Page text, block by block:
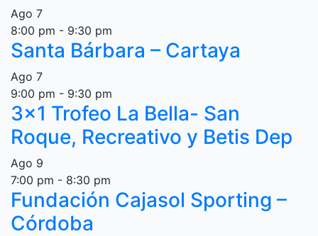
Ago 7
8:00 pm - 9:30 pm
Santa Bárbara – Cartaya
Ago 7
9:00 pm - 9:30 pm
3×1 Trofeo La Bella- San
Roque, Recreativo y Betis Dep
Ago 9
7:00 pm - 8:30 pm
Fundación Cajasol Sporting –
Córdoba